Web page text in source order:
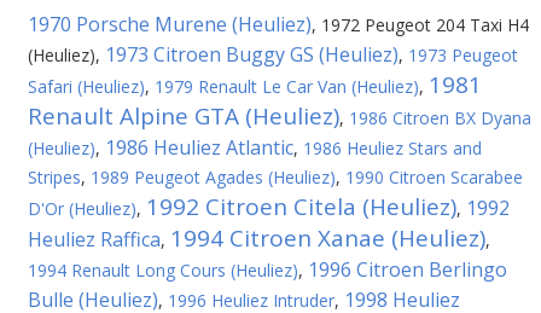
1970 Porsche Murene (Heuliez), 1972 Peugeot 204 Taxi H4
(Heuliez), 1973 Citroen Buggy GS (Heuliez), 1973 Peugeot
Safari (Heuliez), 1979 Renault Le Car Van (Heuliez), 1981
Renault Alpine GTA (Heuliez), 1986 Citroen BX Dyana
(Heuliez), 1986 Heuliez Atlantic, 1986 Heuliez Stars and
Stripes, 1989 Peugeot Agades (Heuliez), 1990 Citroen Scarabee
D'Or (Heuliez), 1992 Citroen Citela (Heuliez), 1992
Heuliez Raffica, 1994 Citroen Xanae (Heuliez),
1994 Renault Long Cours (Heuliez), 1996 Citroen Berlingo
Bulle (Heuliez), 1996 Heuliez Intruder, 1998 Heuliez